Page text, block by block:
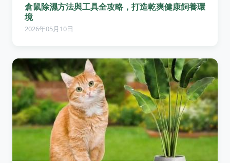
倉鼠除濕方法與工具全攻略，打造乾爽健康飼養環
境
2026年05月10日